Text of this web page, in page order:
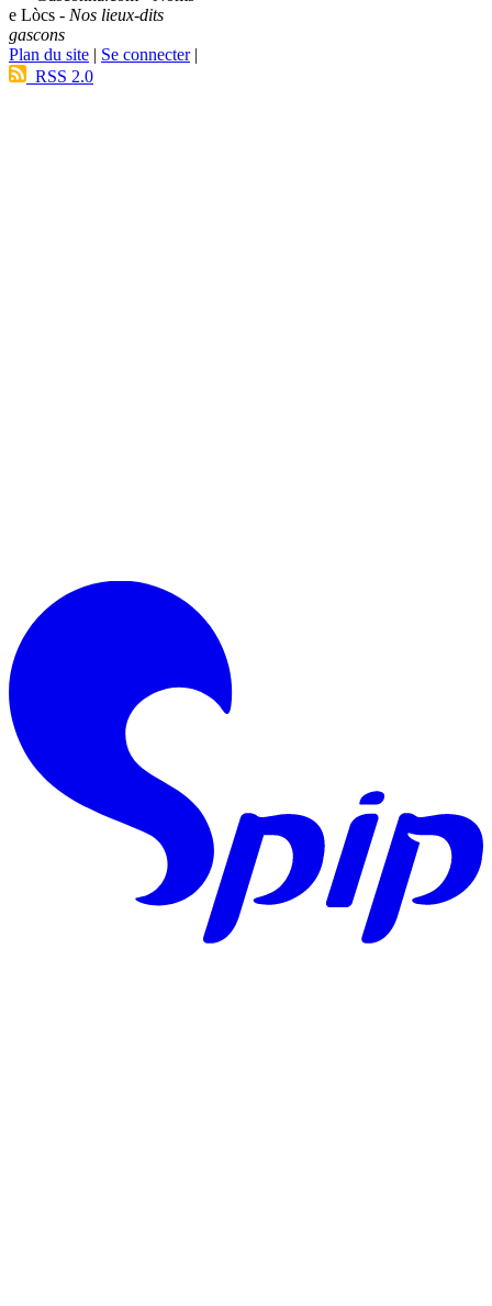
e Lòcs - Nos lieux-dits
gascons
Plan du site | Se connecter|
RSS 2.0